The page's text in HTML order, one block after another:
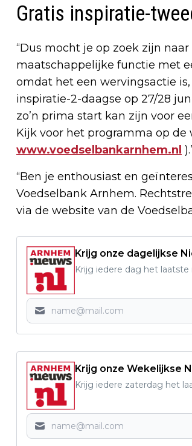
Gratis inspiratie-
“Dus mocht je op zoek zijn
maatschappelijke functie met
omdat het een wervingsactie
inspiratie-2-daagse op 27/28
zo’n prima start kan zijn voor
Kijk voor het programma op de
www.voedselbankarnhem.nl
“Ben je enthousiast en
Voedselbank Arnhem.
via de website van de
Krijg onze dagelijkse
Krijg iedere dag het
Krijg onze Wekelijkse
Krijg iedere zaterdag het